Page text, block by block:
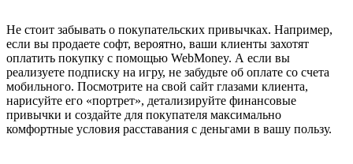
Не стоит забывать о покупательских привычках. Например,
если вы продаете софт, вероятно, ваши клиенты захотят
оплатить покупку с помощью WebMoney. А если вы
реализуете подписку на игру, не забудьте об оплате со счета
мобильного. Посмотрите на свой сайт глазами клиента,
нарисуйте его «портрет», детализируйте финансовые
привычки и создайте для покупателя максимально
комфортные условия расставания с деньгами в вашу пользу.